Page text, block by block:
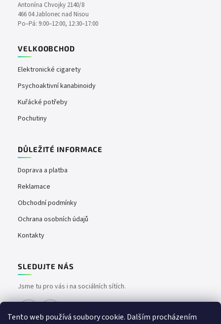
Tento web používá soubory cookie. Dalším procházením
Antonína Chvojky 2140/8
466 04 Jablonec nad Nisou
Po–Pá: 9:00–12:00, 12:30–17:00
VELKOOBCHOD
Elektronické cigarety
Psychoaktivní kanabinoidy
Kuřácké potřeby
Pochutiny
DŮLEŽITÉ INFORMACE
Doprava a platba
Reklamace
Obchodní podmínky
Ochrana osobních údajů
Kontakty
SLEDUJTE NÁS
Jsme tu pro vás i na sociálních sítích.